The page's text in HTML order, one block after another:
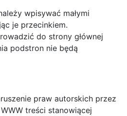
wpisywać małymi
je przecinkiem.
do strony głównej
podstron nie będą
praw autorskich przez
treści stanowiącej